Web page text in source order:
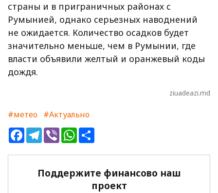
страны и в приграничных районах с
Румынией, однако серьезных наводнений
не ожидается. Количество осадков будет
значительно меньше, чем в Румынии, где
власти объявили желтый и оранжевый коды
дождя.
ziuadeazi.md
#метео #Актуально
FacebookTelegram
ViberWhatsApp
Поддержите финансово наш
проект